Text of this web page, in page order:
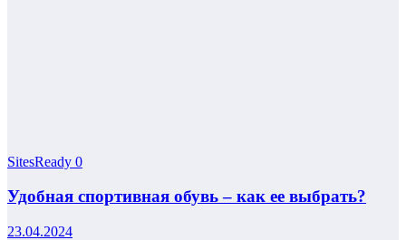
SitesReady 0
Удобная спортивная обувь – как ее выбрать?
23.04.2024